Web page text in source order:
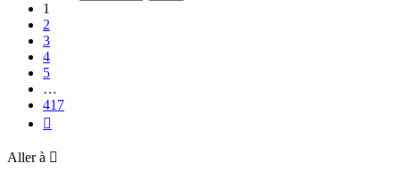
1
2
3
4
5
…
417
Aller à